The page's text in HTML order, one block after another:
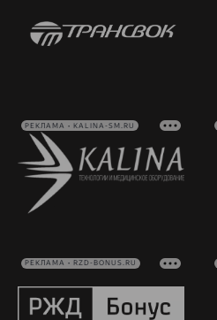
РЕКЛАМА • KALINA-SM.RU
РЕКЛАМА • RZD-BONUS.RU